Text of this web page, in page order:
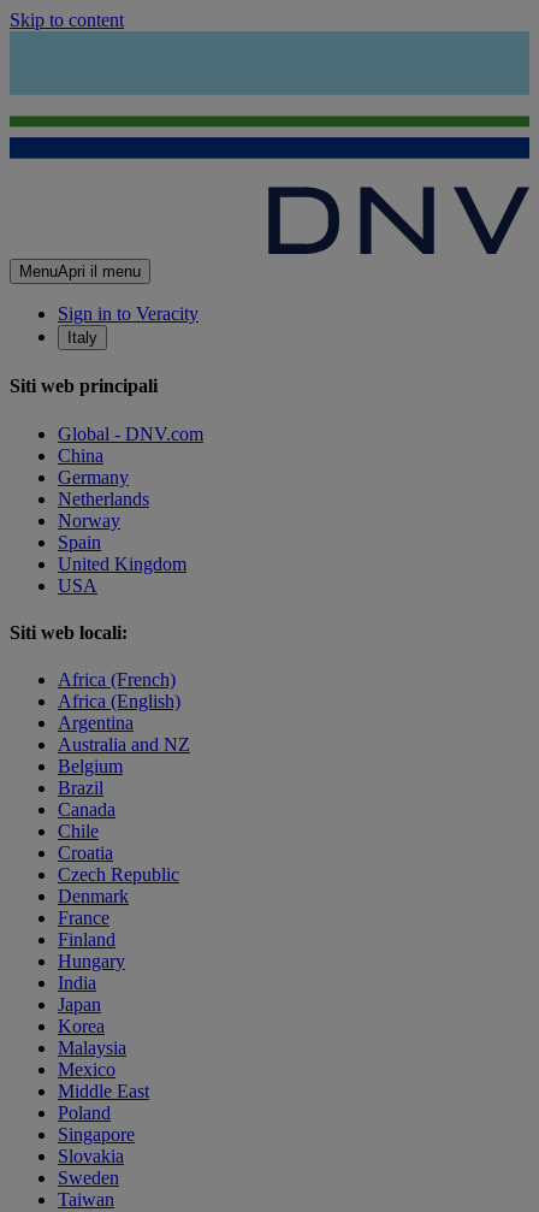
Skip to content
MenuApri il menu
Sign in to Veracity
Italy
Siti web principali
Global - DNV.com
China
Germany
Netherlands
Norway
Spain
United Kingdom
USA
Siti web locali:
Africa (French)
Africa (English)
Argentina
Australia and NZ
Belgium
Brazil
Canada
Chile
Croatia
Czech Republic
Denmark
France
Finland
Hungary
India
Japan
Korea
Malaysia
Mexico
Middle East
Poland
Singapore
Slovakia
Sweden
Taiwan